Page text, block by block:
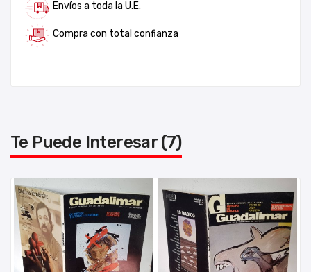
Envíos a toda la U.E.
Compra con total confianza
Te Puede Interesar (7)